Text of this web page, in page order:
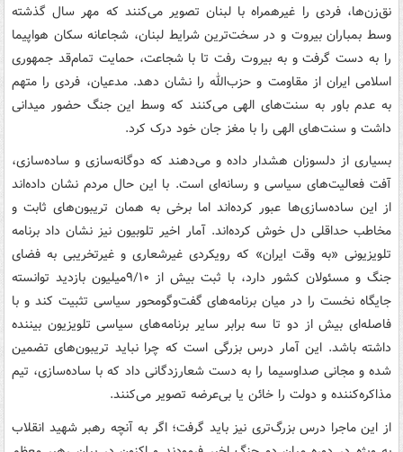
نق‌زن‌ها، فردی را غیرهمراه با لبنان تصویر می‌کنند که مهر سال گذشته
وسط بمباران بیروت و در سخت‌ترین شرایط لبنان، شجاعانه سکان هواپیما
را به دست گرفت و به بیروت رفت تا با شجاعت، حمایت تمام‌قد جمهوری
اسلامی ایران از مقاومت و حزب‌الله را نشان دهد. مدعیان، فردی را متهم
به عدم باور به سنت‌های الهی می‌کنند که وسط این جنگ حضور میدانی
داشت و سنت‌های الهی را با مغز جان خود درک کرد.
بسیاری از دلسوزان هشدار داده و می‌دهند که دوگانه‌سازی و ساده‌سازی،
آفت فعالیت‌های سیاسی و رسانه‌ای است. با این حال مردم نشان داده‌اند
از این ساده‌سازی‌ها عبور کرده‌اند اما برخی به همان تریبون‌های ثابت و
مخاطب حداقلی دل خوش کرده‌اند. آمار اخیر تلوبیون نیز نشان داد برنامه
تلویزیونی «به وقت ایران» که رویکردی غیرشعاری و غیرتخریبی به فضای
جنگ و مسئولان کشور دارد، با ثبت بیش از ۹/۱۰میلیون بازدید توانسته
جایگاه نخست را در میان برنامه‌های گفت‌وگومحور سیاسی تثبیت کند و با
فاصله‌ای بیش از دو تا سه برابر سایر برنامه‌های سیاسی تلویزیون بیننده
داشته باشد. این آمار درس بزرگی است که چرا نباید تریبون‌های تضمین
شده و مجانی صداوسیما را به دست شعارزدگانی داد که با ساده‌سازی، تیم
مذاکره‌کننده و دولت را خائن یا بی‌عرضه تصویر می‌کنند.
از این ماجرا درس بزرگ‌تری نیز باید گرفت؛ اگر به آنچه رهبر شهید انقلاب